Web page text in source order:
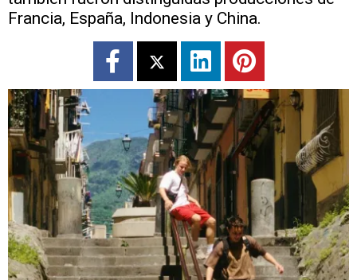
Francia, España, Indonesia y China.